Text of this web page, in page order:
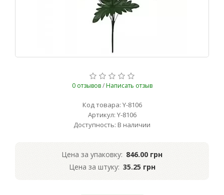
0 отзывов/ Написать отзыв
Код товара: Y-8106
Артикул: Y-8106
Доступность: В наличии
Цена за упаковку: 846.00 грн
Цена за штуку: 35.25 грн